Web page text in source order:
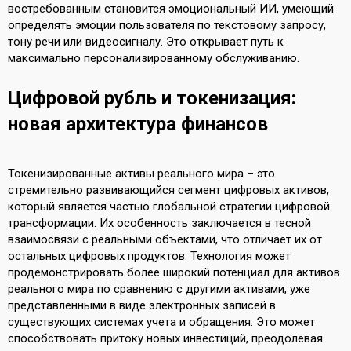
востребованным становится эмоциональный ИИ, умеющий
определять эмоции пользователя по текстовому запросу,
тону речи или видеосигналу. Это открывает путь к
максимально персонализированному обслуживанию.
Цифровой рубль и токенизация:
новая архитектура финансов
Токенизированные активы реального мира – это
стремительно развивающийся сегмент цифровых активов,
который является частью глобальной стратегии цифровой
трансформации. Их особенность заключается в тесной
взаимосвязи с реальными объектами, что отличает их от
остальных цифровых продуктов. Технология может
продемонстрировать более широкий потенциал для активов
реального мира по сравнению с другими активами, уже
представленными в виде электронных записей в
существующих системах учета и обращения. Это может
способствовать притоку новых инвестиций, преодолевая